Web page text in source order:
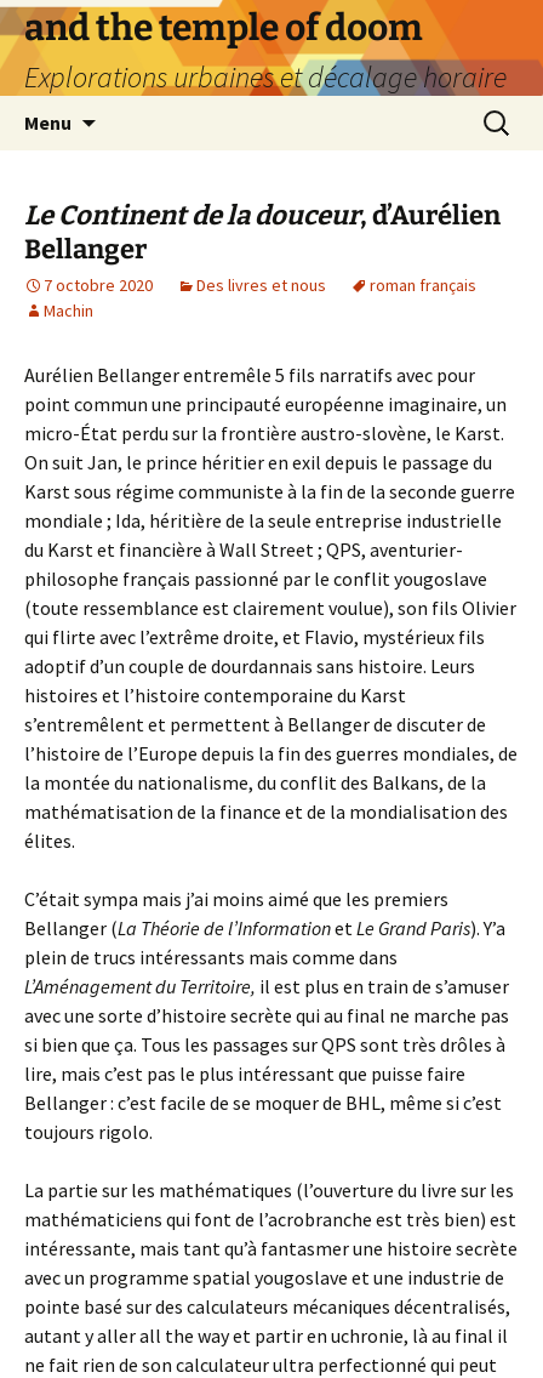
Aller
au
contenu
and the temple of doom
Explorations urbaines et décalage horaire
Menu
Le Continent de la douceur, d’Aurélien
Bellanger
7 octobre 2020 Des livres et nous
roman français
Machin
Aurélien Bellanger entremêle 5 fils narratifs avec pour
point commun une principauté européenne imaginaire, un
micro-État perdu sur la frontière austro-slovène, le Karst.
On suit Jan, le prince héritier en exil depuis le passage du
Karst sous régime communiste à la fin de la seconde guerre
mondiale ; Ida, héritière de la seule entreprise industrielle
du Karst et financière à Wall Street ; QPS, aventurier-
philosophe français passionné par le conflit yougoslave
(toute ressemblance est clairement voulue), son fils Olivier
qui flirte avec l’extrême droite, et Flavio, mystérieux fils
adoptif d’un couple de dourdannais sans histoire. Leurs
histoires et l’histoire contemporaine du Karst
s’entremêlent et permettent à Bellanger de discuter de
l’histoire de l’Europe depuis la fin des guerres mondiales, de
la montée du nationalisme, du conflit des Balkans, de la
mathématisation de la finance et de la mondialisation des
élites.
C’était sympa mais j’ai moins aimé que les premiers
Bellanger (La Théorie de l’InformationetLe Grand Paris). Y’a
plein de trucs intéressants mais comme dans
L’Aménagement du Territoire, il est plus en train de s’amuser
avec une sorte d’histoire secrète qui au final ne marche pas
si bien que ça. Tous les passages sur QPS sont très drôles à
lire, mais c’est pas le plus intéressant que puisse faire
Bellanger : c’est facile de se moquer de BHL, même si c’est
toujours rigolo.
La partie sur les mathématiques (l’ouverture du livre sur les
mathématiciens qui font de l’acrobranche est très bien) est
intéressante, mais tant qu’à fantasmer une histoire secrète
avec un programme spatial yougoslave et une industrie de
pointe basé sur des calculateurs mécaniques décentralisés,
autant y aller all the way et partir en uchronie, là au final il
ne fait rien de son calculateur ultra perfectionné qui peut